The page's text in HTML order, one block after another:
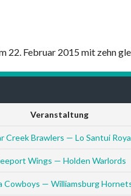
22. Februar 2015 mit zehn
Veranstaltung
Creek Brawlers — Lo Santui
Wings — Holden Warlords
Cowboys — Williamsburg